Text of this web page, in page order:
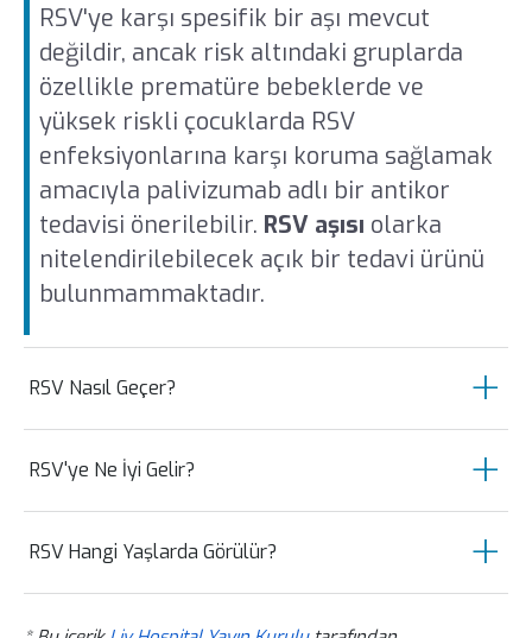
RSV'ye karşı spesifik bir aşı mevcut
değildir, ancak risk altındaki gruplarda
özellikle prematüre bebeklerde ve
yüksek riskli çocuklarda RSV
enfeksiyonlarına karşı koruma sağlamak
amacıyla palivizumab adlı bir antikor
tedavisi önerilebilir. RSV aşısı olarka
nitelendirilebilecek açık bir tedavi ürünü
bulunmammaktadır.
RSV Nasıl Geçer?
enfeksiyondur. Tedavi genellikle
semptomatik ve destekleyici önlemler
içerir. İstirahat, yeterli sıvı alımı, ateş
RSV'ye Ne İyi Gelir?
RSV'ye ne iyi gelir?sorusunun cevapları arasında
almaktadır.
Semptomlarda hafifletme: Ateş
düşürücü ilaçlar, özellikle ateşli
RSV Hangi Yaşlarda Görülür?